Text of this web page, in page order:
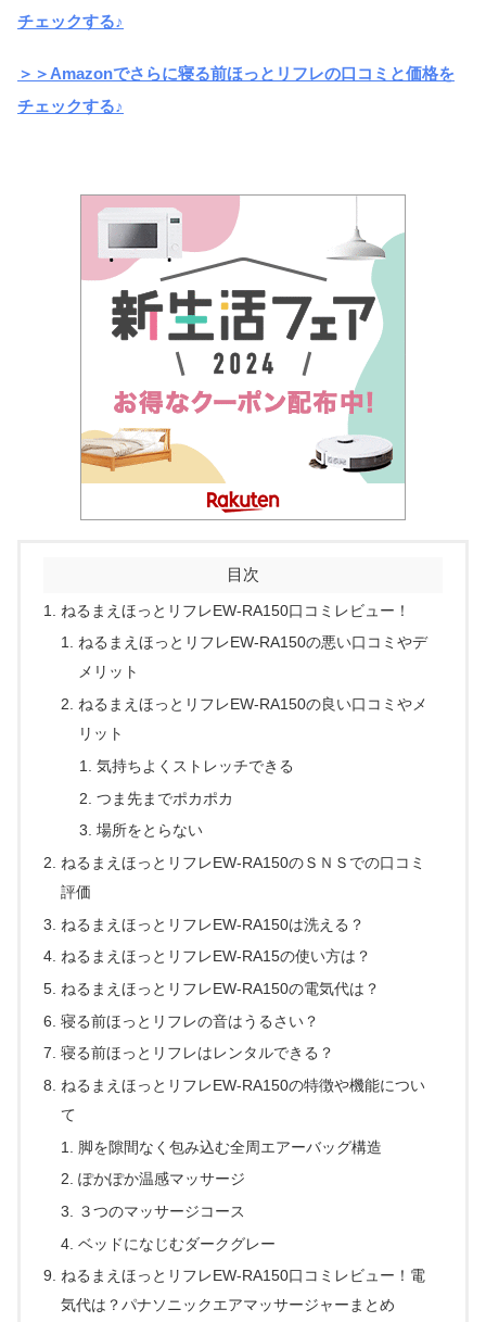
チェックする♪
＞＞Amazonでさらに寝る前ほっとリフレの口コミと価格を
チェックする♪
目次
ねるまえほっとリフレEW-RA150口コミレビュー！
ねるまえほっとリフレEW-RA150の悪い口コミやデ
メリット
ねるまえほっとリフレEW-RA150の良い口コミやメ
リット
気持ちよくストレッチできる
つま先までポカポカ
場所をとらない
ねるまえほっとリフレEW-RA150のＳＮＳでの口コミ
評価
ねるまえほっとリフレEW-RA150は洗える？
ねるまえほっとリフレEW-RA15の使い方は？
ねるまえほっとリフレEW-RA150の電気代は？
寝る前ほっとリフレの音はうるさい？
寝る前ほっとリフレはレンタルできる？
ねるまえほっとリフレEW-RA150の特徴や機能につい
て
脚を隙間なく包み込む全周エアーバッグ構造
ぽかぽか温感マッサージ
３つのマッサージコース
ベッドになじむダークグレー
ねるまえほっとリフレEW-RA150口コミレビュー！電
気代は？パナソニックエアマッサージャーまとめ